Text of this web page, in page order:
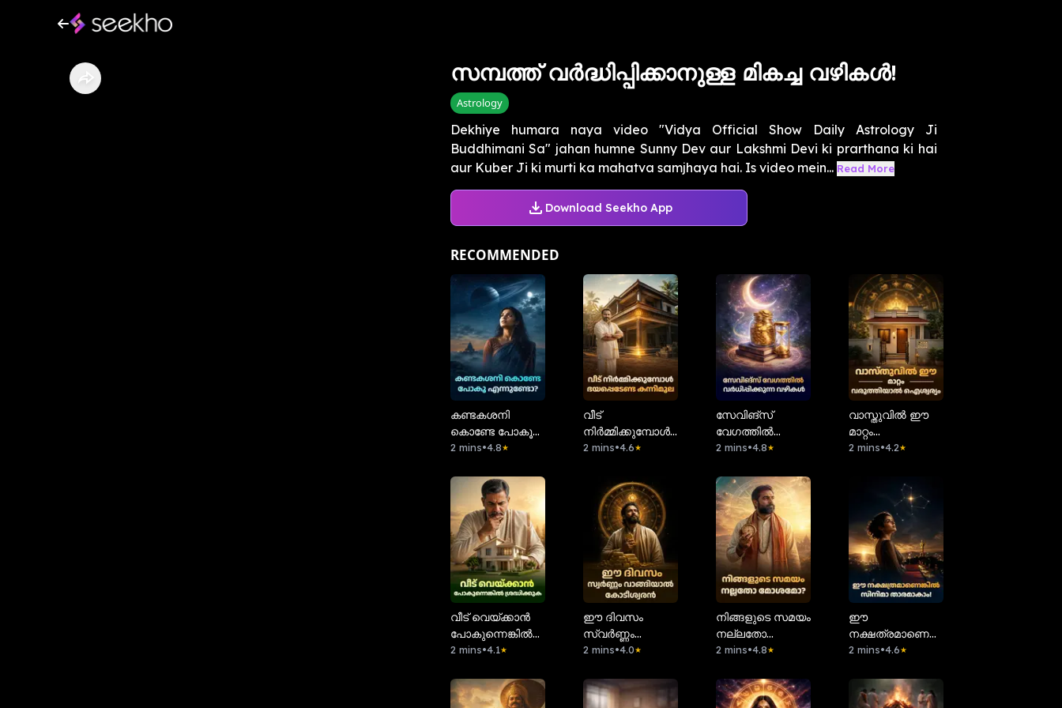
സമ്പത്ത് വർദ്ധിപ്പിക്കാനുള്ള മികച്ച വഴികൾ!
Astrology
Dekhiye humara naya video "Vidya Official Show Daily Astrology Ji
Buddhimani Sa" jahan humne Sunny Dev aur Lakshmi Devi ki prarthana ki hai
aur Kuber Ji ki murti ka mahatva samjhaya hai. Is video mein... Read More
Download Seekho App
RECOMMENDED
കണ്ടകശനി
കൊണ്ടേ പോകൂ
എന്നുണ്ടോ?
2 mins•4.8★
വീട്
നിർമ്മിക്കുമ്പോൾ
ഭയപ്പെടേണ്ട
2 mins•4.6★
സേവിങ്സ്
വേഗത്തിൽ
വർധിപ്പിക്കുന്ന
2 mins•4.8★
വാസ്തുവിൽ ഈ
മാറ്റം
വരുത്തിയാൽ
2 mins•4.2★
വീട് വെയ്ക്കാൻ
പോകുന്നെങ്കിൽ
ശ്രദ്ധിക്കുക!
2 mins•4.1★
ഈ ദിവസം
സ്വർണ്ണം
വാങ്ങിയാൽ
2 mins•4.0★
നിങ്ങളുടെ സമയം
നല്ലതോ
മോശമോ?
2 mins•4.8★
ഈ
നക്ഷത്രമാണെങ്കിൽ
സിനിമാ
2 mins•4.6★